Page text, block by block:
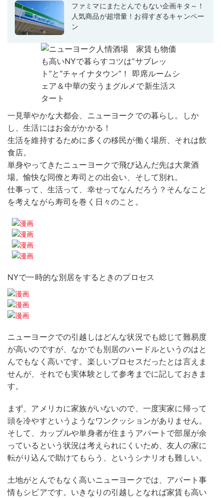
ファミマにまたとんでもない企画キタ～！
人気商品が超増量！お得すぎるキャンペー
ン
一見華やかな大都会、ニューヨークでの暮らし。しか
し、生活にはお金がかかる！
生活を維持するために多くの移民が働く場所、それは飲
食店。
単身やってきたニューヨークで飛び込んだ先は大衆酒
場。愉快な同僚と寿司との出会い、そして別れ。
仕事って、生活って、幸せってなんだろう？そんなこと
を考えながら寿司を巻く日々のこと。
NYで一時的な別居をするときのプロセス
ニューヨークでの引越しはどんな状況でも総じて難易度
が高いのですが、なかでも別居のハードルというのはと
んでもなく高いです。楽しいプロセスだったとは言えま
せんが、それでも実体験として参考までに記しておきま
す。
まず、アメリカに家族がいないので、一度実家に帰って
頭を冷やすというようなワンクッションがありません。
そして、カップルや単身者が住まうアパートで部屋が余
っているという状況は考えられにくいため、友人の家に
転がり込んで助けてもらう、というシナリオも難しい。
土地がとんでもなく高いニューヨークでは、アパート事
情もシビアです。いきなりの引越しとなれば家賃も高い